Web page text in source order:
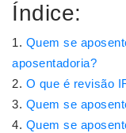
Índice:
Quem se
aposentadoria?
O que é revisão
Quem se
Quem se